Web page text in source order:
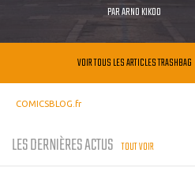
PARARNO KIKOO
VOIR TOUS LES ARTICLES TRASHBAG
COMICSBLOG.fr
LES DERNIÈRES ACTUS TOUT VOIR